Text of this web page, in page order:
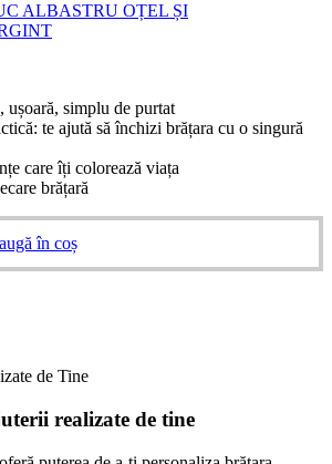
ALBASTRU OȚEL ȘI
ușoară, simplu de purtat
te ajută să închizi brățara cu o singură
care îți colorează viața
brățară
în coș
realizate de tine